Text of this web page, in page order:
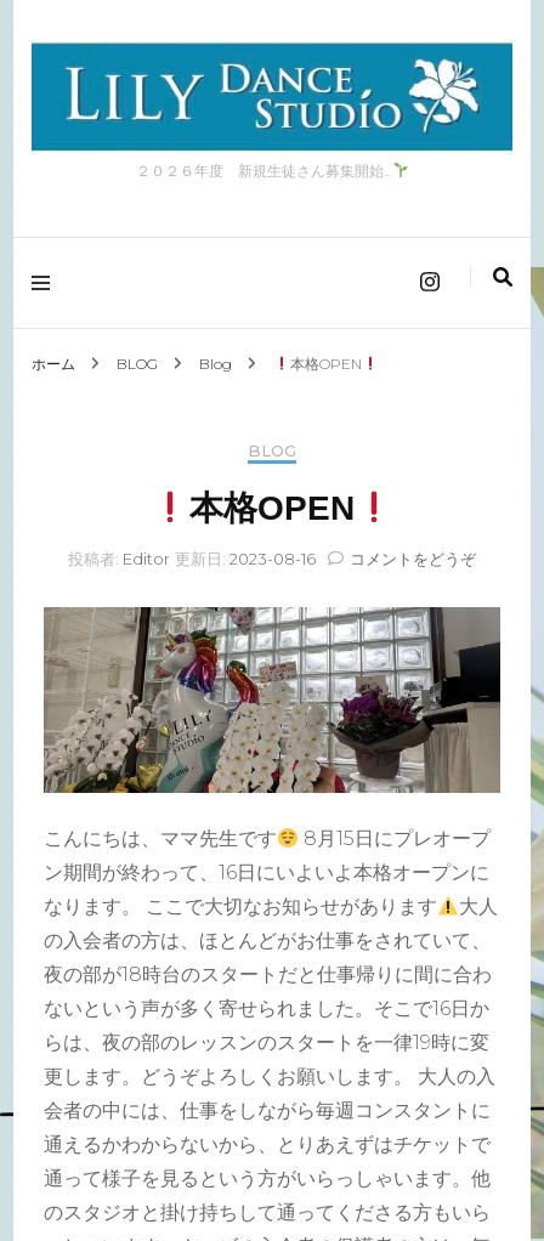
２０２６年度 新規生徒さん募集開始…
ホーム BLOG Blog 本格OPEN
BLOG
本格OPEN
投稿者: Editor 更新日: 2023-08-16 コメントをどうぞ(
本
)
こんにちは、ママ先生です
8月15日にプレオープ
ン期間が終わって、16日にいよいよ本格オープンに
なります。 ここで大切なお知らせがあります
大人
の入会者の方は、 ほとんどがお仕事をされていて、
夜の部が18時台のスタートだと仕事帰りに間に合わ
ないという声が多く寄せられました。そこで16日か
らは、夜の部のレッスンのスタートを一律19時に変
更します。 どうぞよろしくお願いします。 大人の入
会者の中には、仕事をしながら毎週コンスタントに
通えるかわからないから、
とりあえずはチケットで
通って様子を見るという方がいらっしゃい ます。他
のスタジオと掛け持ちして通ってくださる方もいら